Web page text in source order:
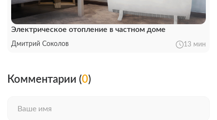
Электрическое отопление в частном доме
Дмитрий Соколов 13 мин
Комментарии (0)